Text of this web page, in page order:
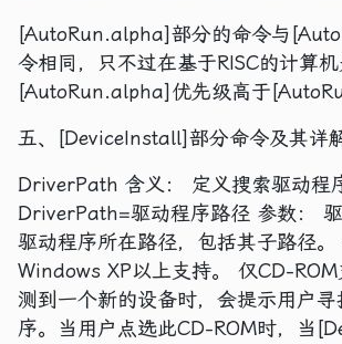
[AutoRun.alpha]部分的命令与
令相同，只不过在基于RISC的计算机
[AutoRun.alpha]优先级高于
五、[DeviceInstall]部分命令及其详解
DriverPath 含义： 定义搜索驱动程
DriverPath=驱动程序路径 参数： 驱
驱动程序所在路径，包括其子路径。
Windows XP以上支持。 仅CD-
测到一个新的设备时，会提示用户
序。当用户点选此CD-ROM时，当